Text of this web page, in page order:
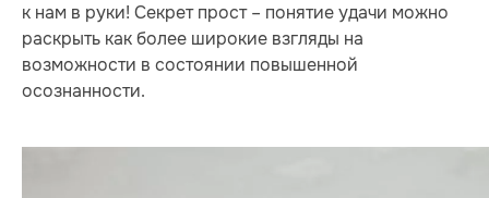
к нам в руки! Секрет прост – понятие удачи можно
раскрыть как более широкие взгляды на
возможности в состоянии повышенной
осознанности.